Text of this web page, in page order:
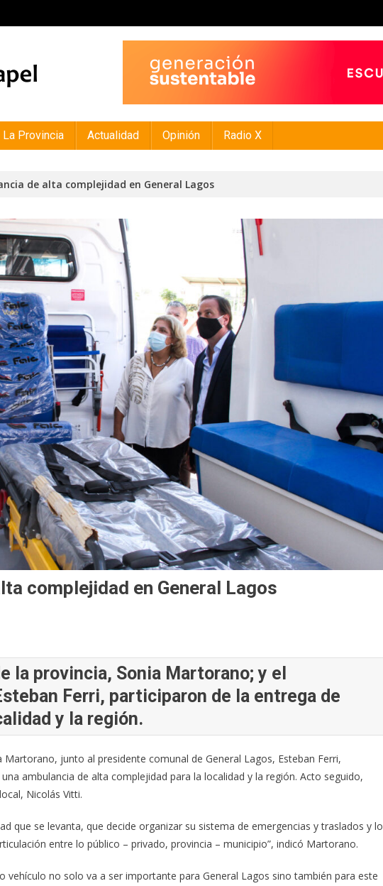
La Provincia Actualidad Opinión Radio X
de alta complejidad en General Lagos
complejidad en General Lagos
la provincia, Sonia Martorano; y el
Ferri, participaron de la entrega de
y la región.
Martorano, junto al presidente comunal de General Lagos, Esteban Ferri,
ambulancia de alta complejidad para la localidad y la región. Acto seguido,
Nicolás Vitti.
que se levanta, que decide organizar su sistema de emergencias y traslados y lo
entre lo público – privado, provincia – municipio”, indicó Martorano.
vehículo no solo va a ser importante para General Lagos sino también para este